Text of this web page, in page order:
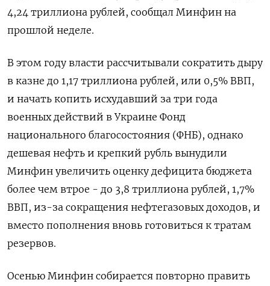
4,24 триллиона рублей, сообщал Минфин на
прошлой неделе.
В этом году власти рассчитывали сократить дыру
в казне до 1,17 триллиона рублей, или 0,5% ВВП,
и начать копить исхудавший за три года
военных действий в Украине Фонд
национального благосостояния (ФНБ), однако
дешевая нефть и крепкий рубль вынудили
Минфин увеличить оценку дефицита бюджета
более чем втрое - до 3,8 триллиона рублей, 1,7%
ВВП, из-за сокращения нефтегазовых доходов, и
вместо пополнения вновь готовиться к тратам
резервов.
Осенью Минфин собирается повторно править